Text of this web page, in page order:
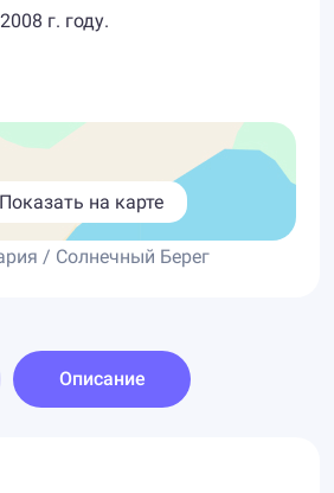
г. году.
Показать на карте
/ Солнечный Берег
Описание